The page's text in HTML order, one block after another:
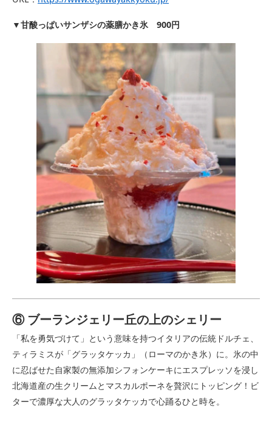
▼甘酸っぱいサンザシの薬膳かき氷 900円
⑥ ブーランジェリー丘の上のシェリー
「私を勇気づけて」という意味を持つイタリアの伝統ドルチェ、
ティラミスが「グラッタケッカ」（ローマのかき氷）に。氷の中
に忍ばせた自家製の無添加シフォンケーキにエスプレッソを浸し
北海道産の生クリームとマスカルポーネを贅沢にトッピング！ビ
ターで濃厚な大人のグラッタケッカで心踊るひと時を。